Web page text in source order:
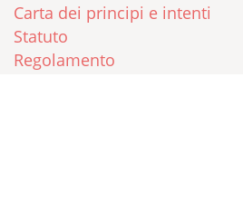
Carta dei principi e intenti
Statuto
Regolamento